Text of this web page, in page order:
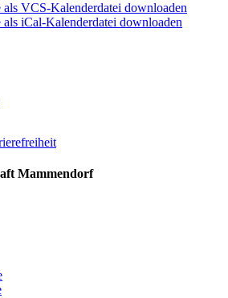
VCS-Kalenderdatei downloaden
iCal-Kalenderdatei downloaden
Mammendorf